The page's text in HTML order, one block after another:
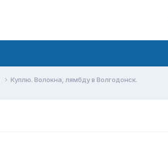
Куплю. Волокна, лямбду в Волгодонск.